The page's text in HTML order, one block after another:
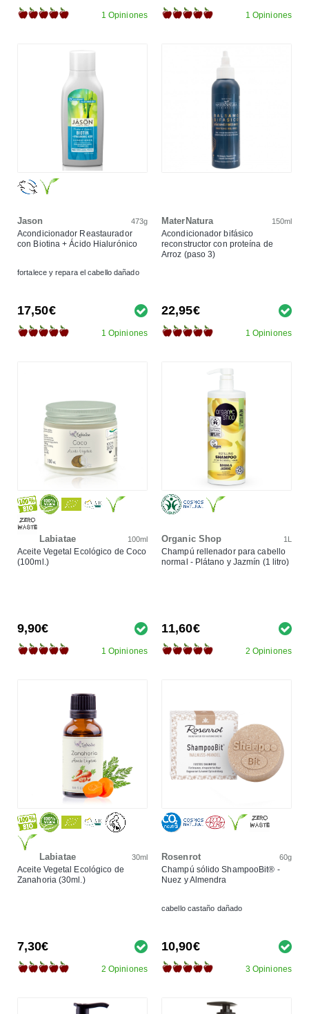
1 Opiniones 1 Opiniones
Jason 473g
Acondicionador Reastaurador
con Biotina + Ácido Hialurónico
fortalece y repara el cabello dañado
17,50€
1 Opiniones
MaterNatura 150ml
Acondicionador bifásico
reconstructor con proteína de
Arroz (paso 3)
22,95€
1 Opiniones
Labiatae 100ml
Aceite Vegetal Ecológico de Coco
(100ml.)
9,90€
1 Opiniones
Organic Shop 1L
Champú rellenador para cabello
normal - Plátano y Jazmín (1 litro)
11,60€
2 Opiniones
Labiatae 30ml
Aceite Vegetal Ecológico de
Zanahoria (30ml.)
7,30€
2 Opiniones
Rosenrot 60g
Champú sólido ShampooBit® -
Nuez y Almendra
cabello castaño dañado
10,90€
3 Opiniones